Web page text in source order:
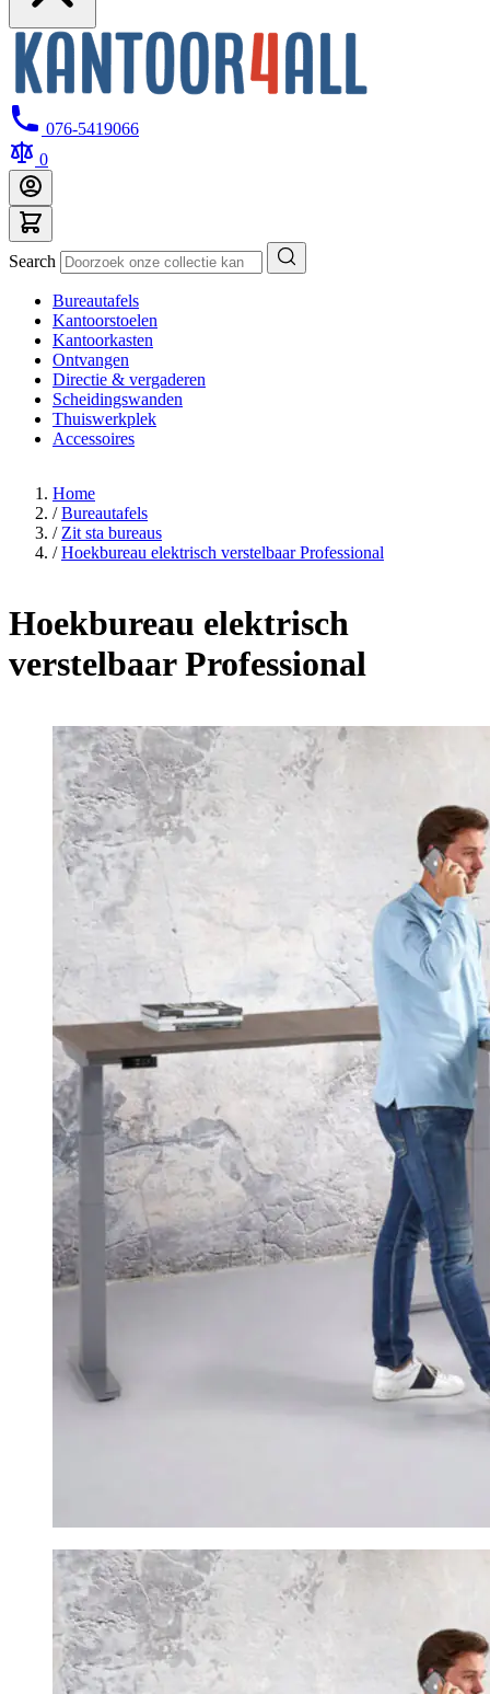
076-5419066
0
Search
Bureautafels
Kantoorstoelen
Kantoorkasten
Ontvangen
Directie & vergaderen
Scheidingswanden
Thuiswerkplek
Accessoires
Home
/ Bureautafels
/ Zit sta bureaus
/ Hoekbureau elektrisch verstelbaar Professional
Hoekbureau elektrisch
verstelbaar Professional